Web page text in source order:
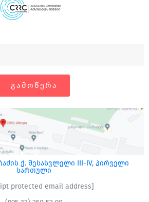
ᲒᲐᲛᲝᲬᲔᲠᲐ
ქ. შესასვლელი III-IV, პირველი
სართული
protected email address]